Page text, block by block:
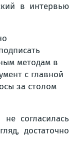
в интервью
методам в
с главной
за столом
согласилась
достаточно